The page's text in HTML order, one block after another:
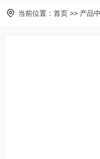
当前位置： 首页 >> 产品